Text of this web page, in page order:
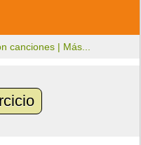
canciones | Más...